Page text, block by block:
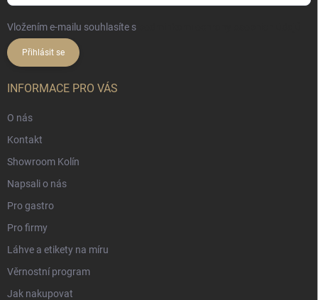
Vložením e-mailu souhlasíte s
Přihlásit se
INFORMACE PRO VÁS
O nás
Kontakt
Showroom Kolín
Napsali o nás
Pro gastro
Pro firmy
Láhve a etikety na míru
Věrnostní program
Jak nakupovat